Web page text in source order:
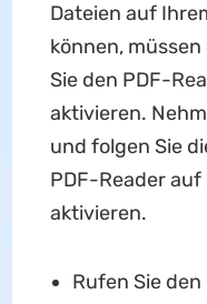
Dateien auf
können,
Sie den PDF-
aktivieren.
und folgen Sie
PDF-Reader
aktivieren.
Rufen Sie